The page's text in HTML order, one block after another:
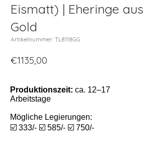
Eismatt) | Eheringe aus
Gold
Artikelnummer: TL8118GG
€1135,00
Produktionszeit: ca. 12–17
Arbeitstage
Mögliche Legierungen:
☑️ 333/- ☑️ 585/- ☑️ 750/-